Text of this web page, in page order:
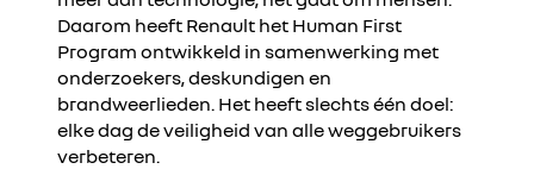
Daarom heeft Renault het Human First
Program ontwikkeld in samenwerking met
onderzoekers, deskundigen en
brandweerlieden. Het heeft slechts één doel:
elke dag de veiligheid van alle weggebruikers
verbeteren.